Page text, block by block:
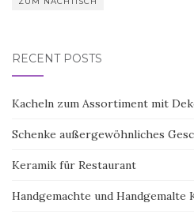
RECENT POSTS
Kacheln zum Assortiment mit
Schenke außergewöhnliches
Keramik für Restaurant
Handgemachte und Handgemalte